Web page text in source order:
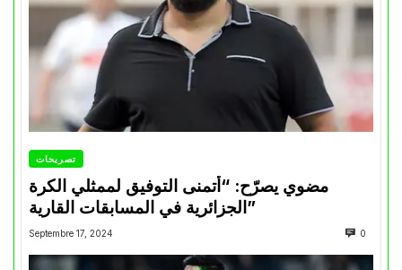
تصريحات
مضوي يصرّح: “أتمنى التوفيق لممثلي الكرة
الجزائرية في المسابقات القارية”
Septembre 17, 2024 0